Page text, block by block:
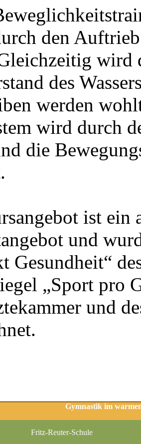
den Auftrieb
des
werden
wird durch
die
ist ein
und
Gesundheit“
„Sport pro
und
Gymnastik im
Fritz-Reuter-Schule